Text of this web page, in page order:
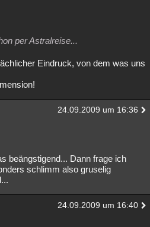
per Astralreise...
Eindruck, von dem was uns
24.09.2009 um 16:36
beängstigend... Dann frage ich
schlimm also gruselig
24.09.2009 um 16:40